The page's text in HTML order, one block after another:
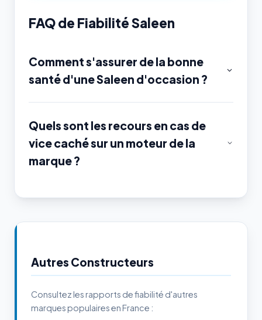
FAQ de Fiabilité Saleen
Comment s'assurer de la bonne
santé d'une Saleen d'occasion ?
Quels sont les recours en cas de
vice caché sur un moteur de la
marque ?
Autres Constructeurs
Consultez les rapports de fiabilité d'autres
marques populaires en France :